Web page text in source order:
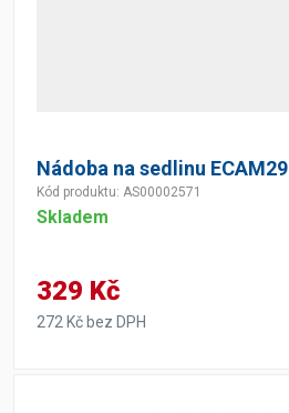
Nádoba na sedlinu ECAM29
Kód produktu: AS00002571
Skladem
329 Kč
272 Kč bez DPH